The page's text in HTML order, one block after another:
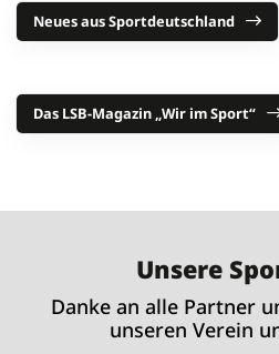
Neues aus Sportdeutschland
Das LSB-Magazin „Wir im Sport“
Unsere
Danke an alle Partner
unseren Verein